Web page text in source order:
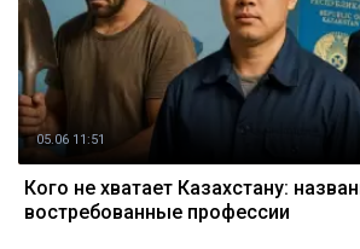
05.06 11:51
Кого не хватает Казахстану:
востребованные профессии